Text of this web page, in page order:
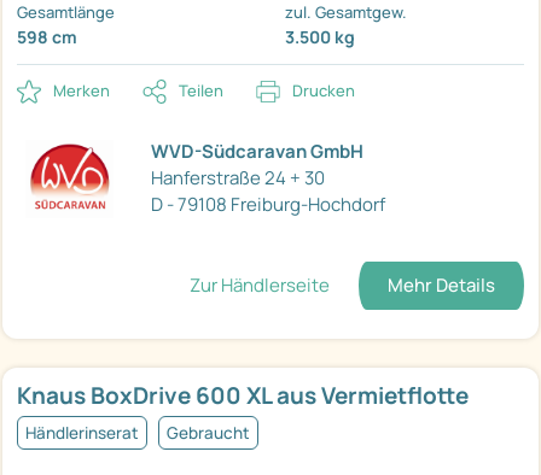
Gesamtlänge
598 cm
zul. Gesamtgew.
3.500 kg
Merken Teilen Drucken
WVD-Südcaravan GmbH
Hanferstraße 24 + 30
D - 79108 Freiburg-Hochdorf
Zur Händlerseite Mehr Details
Knaus BoxDrive 600 XL aus Vermietflotte
Händlerinserat Gebraucht